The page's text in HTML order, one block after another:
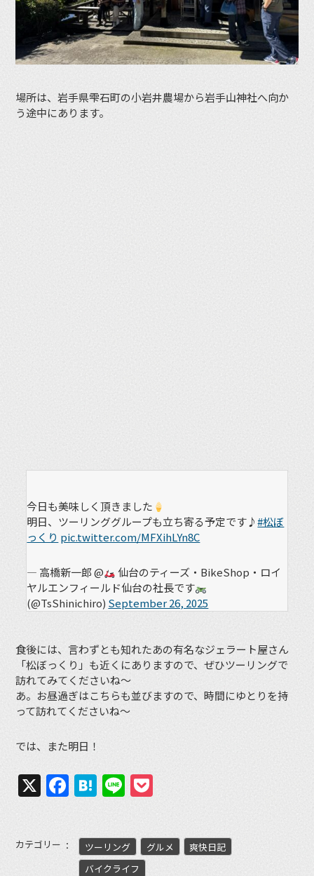
場所は、岩手県雫石町の小岩井農場から岩手山神社へ向か
う途中にあります。
今日も美味しく頂きました
明日、ツーリンググループも立ち寄る予定です♪#松ぼ
っくり pic.twitter.com/MFXihLYn8C
— 高橋新一郎 @
仙台のティーズ・BikeShop・ロイ
ヤルエンフィールド仙台の社長です
(@TsShinichiro) September 26, 2025
食後には、言わずとも知れたあの有名なジェラート屋さん
「松ぼっくり」も近くにありますので、ぜひツーリングで
訪れてみてくださいね〜
あ。お昼過ぎはこちらも並びますので、時間にゆとりを持
って訪れてくださいね〜
では、また明日！
X Facebook
Hatena
Line
カテゴリー ツーリング グルメ
爽快日記
バイクライフ